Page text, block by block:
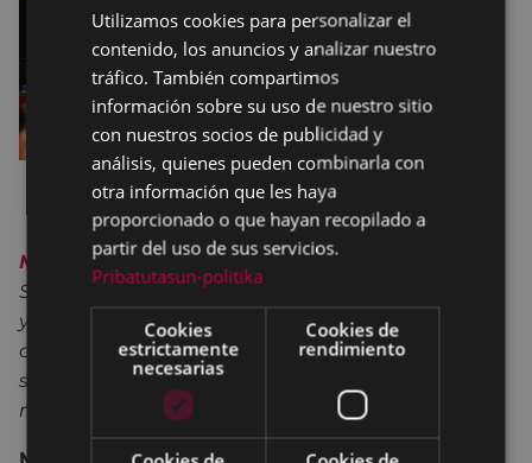
Mikel Azpiroz presenta su nuevo álbum
Siguiendo la estela de sus anteriores discos Gaua
y Zuri a piano solo, edita una colección de nueve
composiciones propias creando un lenguaje que
sintetiza un estilo rico en matices y elegante en
melodías.
Mikel Azpirozpiano
BASQUE
SPANISH
Utilizamos cookies para personalizar el
contenido, los anuncios y analizar nuestro
tráfico. También compartimos
información sobre su uso de nuestro sitio
con nuestros socios de publicidad y
análisis, quienes pueden combinarla con
otra información que les haya
proporcionado o que hayan recopilado a
partir del uso de sus servicios.
Pribatutasun-politika
Cookies
estrictamente
necesarias
Cookies de
rendimiento